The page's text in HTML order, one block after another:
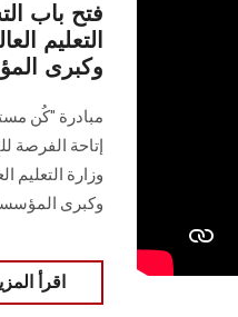
فتح باب
التعليم
وكبرى
مبادرة "كُن
إتاحة الفرصة
وزارة التعليم
وكبرى
اقرأ